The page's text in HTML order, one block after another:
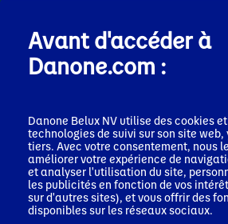
Stay Strong
Actimel
Avant d'accéder à
Danone.com :
Danone Belux NV utilise des cookies
technologies de suivi sur son site web,
tiers. Avec votre consentement, nous
améliorer votre expérience de
et analyser l'utilisation du site,
les publicités en fonction de vos
sur d'autres sites), et vous offrir des
disponibles sur les réseaux sociaux.